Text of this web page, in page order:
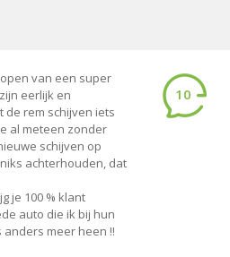
van een super
eerlijk en
de rem schijven iets
al meteen zonder
schijven op
achterhouden, dat
je 100 % klant
auto die ik bij hun
anders meer heen !!
10